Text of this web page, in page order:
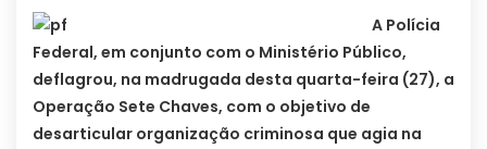
A Polícia
Federal, em conjunto com o Ministério Público,
deflagrou, na madrugada desta quarta-feira (27), a
Operação Sete Chaves, com o objetivo de
desarticular organização criminosa que agia na